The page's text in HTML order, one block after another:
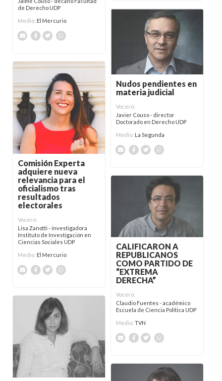
de Derecho UDP
Medio: El Mercurio
Nudos pendientes en
materia judicial
Vocero:
Javier Couso - director
Doctorado en Derecho UDP
Medio: La Segunda
Comisión Experta
adquiere nueva
relevancia para el
oficialismo tras
resultados
electorales
Vocero:
Lisa Zanotti - investigadora
Instituto de Investigación en
Ciencias Sociales UDP
Medio: El Mercurio
CALIFICARON A
REPUBLICANOS
COMO PARTIDO DE
“EXTREMA
DERECHA”
Vocero:
Claudio Fuentes - académico
Escuela de Ciencia Política UDP
Medio:TVN